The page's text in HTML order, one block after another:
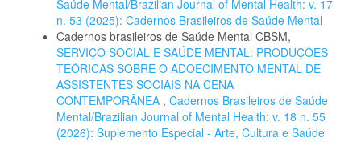
Saúde Mental/Brazilian Journal of Mental Health: v. 17
n. 53 (2025): Cadernos Brasileiros de Saúde Mental
Cadernos brasileiros de Saúde Mental CBSM,
SERVIÇO SOCIAL E SAÚDE MENTAL: PRODUÇÕES
TEÓRICAS SOBRE O ADOECIMENTO MENTAL DE
ASSISTENTES SOCIAIS NA CENA
CONTEMPORÂNEA , Cadernos Brasileiros de Saúde
Mental/Brazilian Journal of Mental Health: v. 18 n. 55
(2026): Suplemento Especial - Arte, Cultura e Saúde